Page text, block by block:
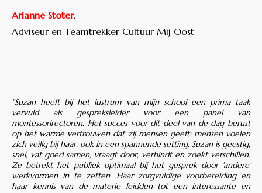
Arianne Stoter,
Adviseur en Teamtrekker Cultuur Mij Oost
"Suzan heeft bij het lustrum van mijn school een prima taak
vervuld als gespreksleider voor een panel van
montessorirectoren. Het succes voor dit deel van de dag berust
op het warme vertrouwen dat zij mensen geeft: mensen voelen
zich veilig bij haar, ook in een spannende setting. Suzan is geestig,
snel, vat goed samen, vraagt door, verbindt en zoekt verschillen.
Ze betrekt het publiek optimaal bij het gesprek door 'andere'
werkvormen in te zetten. Haar zorgvuldige voorbereiding en
haar kennis van de materie leidden tot een interessante en